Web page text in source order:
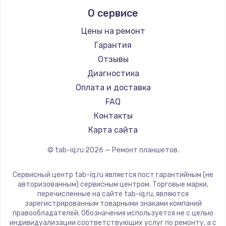
Замена микрофона
от 1050 руб.
Заказать
Замена вебкамеры
от 1240 руб.
Заказать
Заказать
Замена южного моста
от 2600 руб.
Microsoft
BlackView
Amazon
Aquarius
Philips
Dell
HP
Getac
ZTE
CHUWI
О сервисе
Цены на ремонт
Гарантия
Отзывы
Диагностика
Оплата и доставка
FAQ
Контакты
Карта сайта
© tab-iq.ru 2026 — Ремонт планшетов.
Сервисный центр tab-iq.ru является пост гарантийным (не
авторизованным) сервисным центром. Торговые марки,
перечисленные на сайте tab-iq.ru, являются
зарегистрированным товарными знаками компаний
правообладателей. Обозначения используется не с целью
индивидуализации соответствующих услуг по ремонту, а с